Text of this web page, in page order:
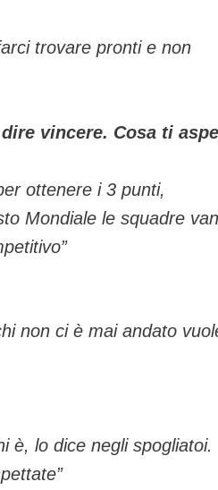
trovare pronti e non
vincere. Cosa ti
ottenere i 3 punti,
Mondiale le squadre
non ci è mai andato
è, lo dice negli spogliatoi.